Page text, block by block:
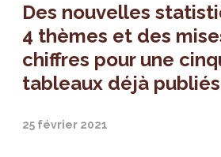
Des nouvelles
4 thèmes et des
chiffres pour une
tableaux déjà publiés
25 février 2021